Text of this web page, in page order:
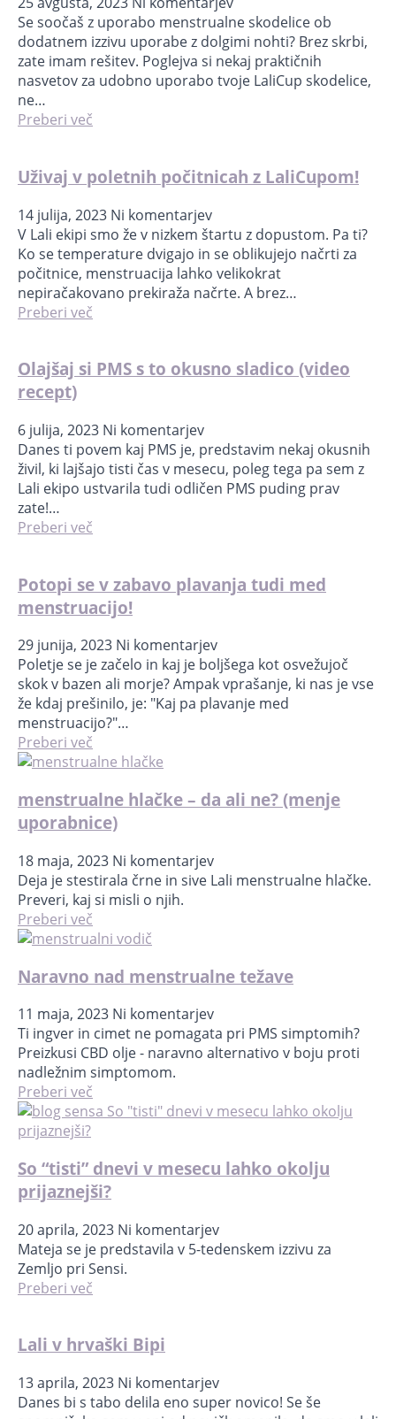
Se soočaš z uporabo menstrualne skodelice ob
dodatnem izzivu uporabe z dolgimi nohti? Brez skrbi,
zate imam rešitev. Poglejva si nekaj praktičnih
nasvetov za udobno uporabo tvoje LaliCup skodelice,
ne…
Preberi več
Uživaj v poletnih počitnicah z LaliCupom!
14 julija, 2023 Ni komentarjev
V Lali ekipi smo že v nizkem štartu z dopustom. Pa ti?
Ko se temperature dvigajo in se oblikujejo načrti za
počitnice, menstruacija lahko velikokrat
nepiračakovano prekiraža načrte. A brez…
Preberi več
Olajšaj si PMS s to okusno sladico (video
recept)
6 julija, 2023 Ni komentarjev
Danes ti povem kaj PMS je, predstavim nekaj okusnih
živil, ki lajšajo tisti čas v mesecu, poleg tega pa sem z
Lali ekipo ustvarila tudi odličen PMS puding prav
zate!…
Preberi več
Potopi se v zabavo plavanja tudi med
menstruacijo!
29 junija, 2023 Ni komentarjev
Poletje se je začelo in kaj je boljšega kot osvežujoč
skok v bazen ali morje? Ampak vprašanje, ki nas je vse
že kdaj prešinilo, je: "Kaj pa plavanje med
menstruacijo?"…
Preberi več
menstrualne hlačke – da ali ne? (menje
uporabnice)
18 maja, 2023 Ni komentarjev
Deja je stestirala črne in sive Lali menstrualne hlačke.
Preveri, kaj si misli o njih.
Preberi več
Naravno nad menstrualne težave
11 maja, 2023 Ni komentarjev
Ti ingver in cimet ne pomagata pri PMS simptomih?
Preizkusi CBD olje - naravno alternativo v boju proti
nadležnim simptomom.
Preberi več
So “tisti” dnevi v mesecu lahko okolju
prijaznejši?
20 aprila, 2023 Ni komentarjev
Mateja se je predstavila v 5-tedenskem izzivu za
Zemljo pri Sensi.
Preberi več
Lali v hrvaški Bipi
13 aprila, 2023 Ni komentarjev
Danes bi s tabo delila eno super novico! Se še